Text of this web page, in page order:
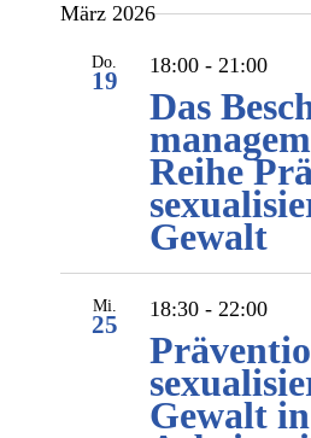
März 2026
Do.
19
18:00- 21:00
Das
Reihe
Gewalt
Mi.
25
18:30- 22:00
Gewalt